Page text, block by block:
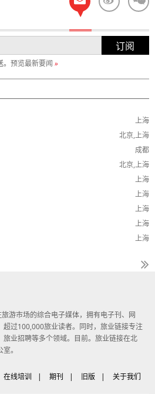
订阅
预览最新要闻 »
上海
北京,上海
成都
北京,上海
上海
上海
上海
上海
上海
游市场的综合电子媒体，拥有电子刊、网
过100,000旅业读者。同时，旅业链接专注
业招聘等多个领域。目前。旅业链接在北
。
在线培训 期刊 旧版 关于我们